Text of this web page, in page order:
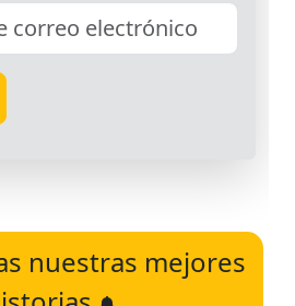
nuestras mejores